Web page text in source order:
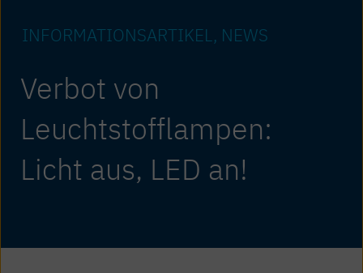
INFORMATIONS­ARTIKEL NEWS
Verbot von
Leuchtstofflampen:
Licht aus, LED an!